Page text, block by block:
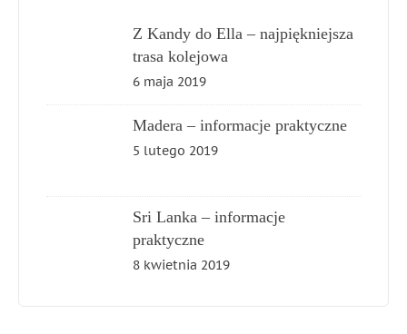
Z Kandy do Ella – najpiękniejsza
trasa kolejowa
6 maja 2019
Madera – informacje praktyczne
5 lutego 2019
Sri Lanka – informacje
praktyczne
8 kwietnia 2019